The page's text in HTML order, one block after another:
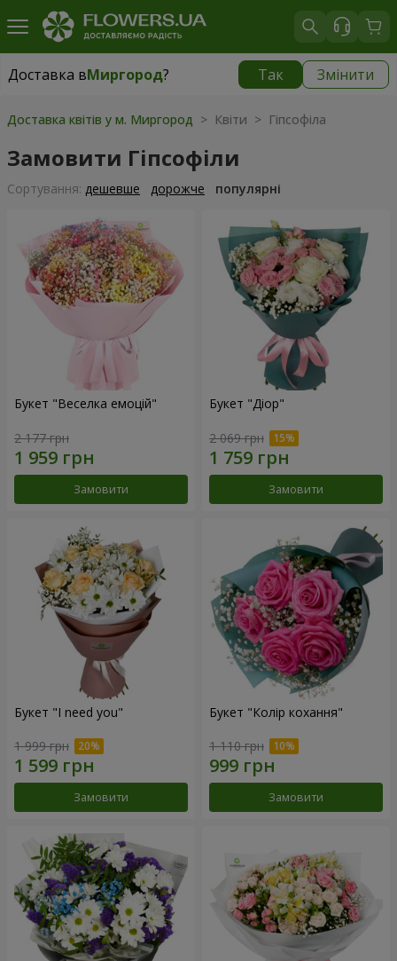
Доставка вМиргород? Так Змінити
Доставка вМиргород|
Доставка квітів у м. Миргород > Квіти > Гіпсофіла
Замовити Гіпсофіли
Сортування: дешевше дорожче популярні
Букет "Веселка емоцій"
2 177 грн
Замовити
Букет "Діор"
2 069 грн
Замовити
Букет "I need you"
1 999 грн
Замовити
Букет "Колір кохання"
1 110 грн
Замовити